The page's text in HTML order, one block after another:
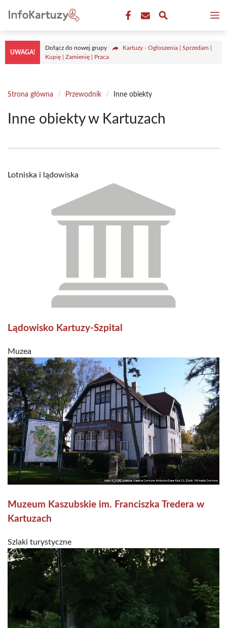
treści
UWAGA!
Dołącz do nowej grupy
Kartuzy - Ogłoszenia | Sprzedam |
Kupię | Zamienię | Praca
Strona główna / Przewodnik / Inne obiekty
Inne obiekty w Kartuzach
Lotniska i lądowiska
Lądowisko Kartuzy-Szpital
Muzea
Muzeum Kaszubskie im. Franciszka Tredera w
Kartuzach
Szlaki turystyczne